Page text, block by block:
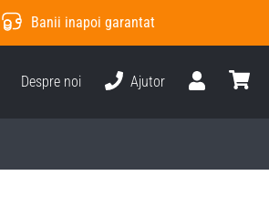
Banii inapoi garantat
Despre noi
Ajutor